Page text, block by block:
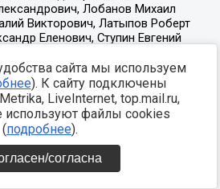
сайта мы используем
). К сайту подключены
LiveInternet, top.mail.ru,
используют файлы cookies
(подробнее).
согласна